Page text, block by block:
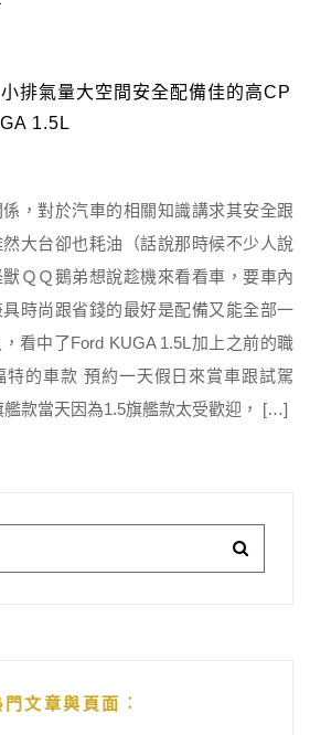
排氣量大空間安全配備佳的高CP
1.5L
，對於汽車的相關知識講求其安全跟
大台卻也耗油（話說那時候不少人說
ＱＱ鵝弟想說趁機來看看車，要車內
時尚跟省錢的最好是配備又能全部一
看中了Ford KUGA 1.5L加上之前的職
特的車款 預約一天假日來賞車跟試駕
艦款當天因為1.5旗艦款太受歡迎， […]
門文章與頁面︰